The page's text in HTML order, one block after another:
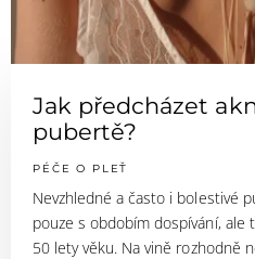
Jak předcházet
pubertě?
PÉČE O PLEŤ
Nevzhledné a často i bolestivé
pouze s obdobím dospívání, ale
50 lety věku. Na vině rozhodně